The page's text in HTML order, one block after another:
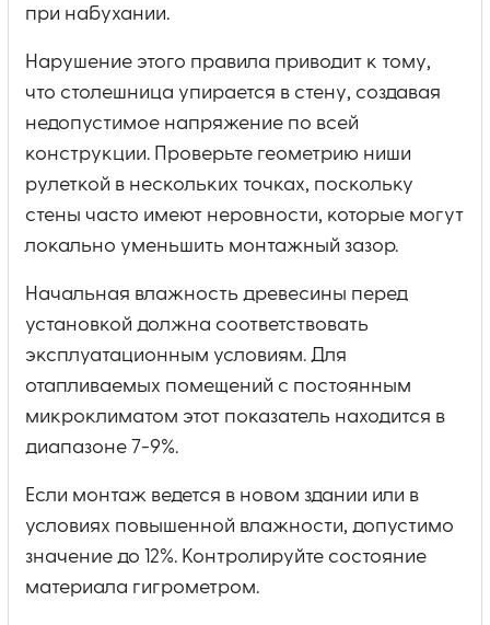
при набухании.
Нарушение этого правила приводит к тому,
что столешница упирается в стену, создавая
недопустимое напряжение по всей
конструкции. Проверьте геометрию ниши
рулеткой в нескольких точках, поскольку
стены часто имеют неровности, которые могут
локально уменьшить монтажный зазор.
Начальная влажность древесины перед
установкой должна соответствовать
эксплуатационным условиям. Для
отапливаемых помещений с постоянным
микроклиматом этот показатель находится в
диапазоне 7-9%.
Если монтаж ведется в новом здании или в
условиях повышенной влажности, допустимо
значение до 12%. Контролируйте состояние
материала гигрометром.